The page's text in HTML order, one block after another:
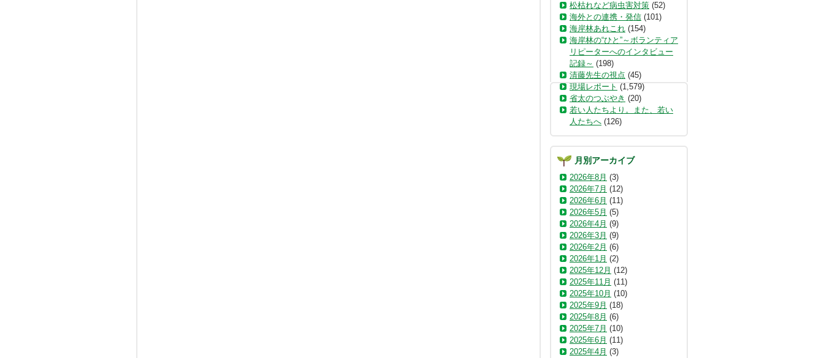
松枯れなど病虫害対策 (52)
海外との連携・発信 (101)
海岸林あれこれ (154)
海岸林の“ひと”～ボランティア
リピーターへのインタビュー
記録～ (198)
清藤先生の視点 (45)
現場レポート (1,579)
省太のつぶやき (20)
若い人たちより。また、若い
人たちへ (126)
月別アーカイブ
2026年8月 (3)
2026年7月 (12)
2026年6月 (11)
2026年5月 (5)
2026年4月 (9)
2026年3月 (9)
2026年2月 (6)
2026年1月 (2)
2025年12月 (12)
2025年11月 (11)
2025年10月 (10)
2025年9月 (18)
2025年8月 (6)
2025年7月 (10)
2025年6月 (11)
2025年4月 (3)